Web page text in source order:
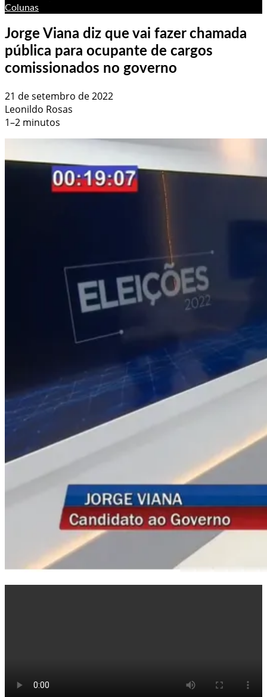
Colunas
Jorge Viana diz que vai fazer chamada
pública para ocupante de cargos
comissionados no governo
21 de setembro de 2022
Leonildo Rosas
1–2 minutos